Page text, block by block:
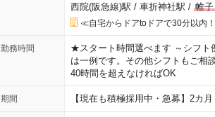
西院(阪急線)駅 / 車折神社駅 / 帷
≪自宅からドアtoドアで30分以内
勤務時間
★スタート時間選べます ～シフト
は一例です。その他シフトもご相
40時間を超えなければOK
期間 【現在も積極採用中・急募】2カ月